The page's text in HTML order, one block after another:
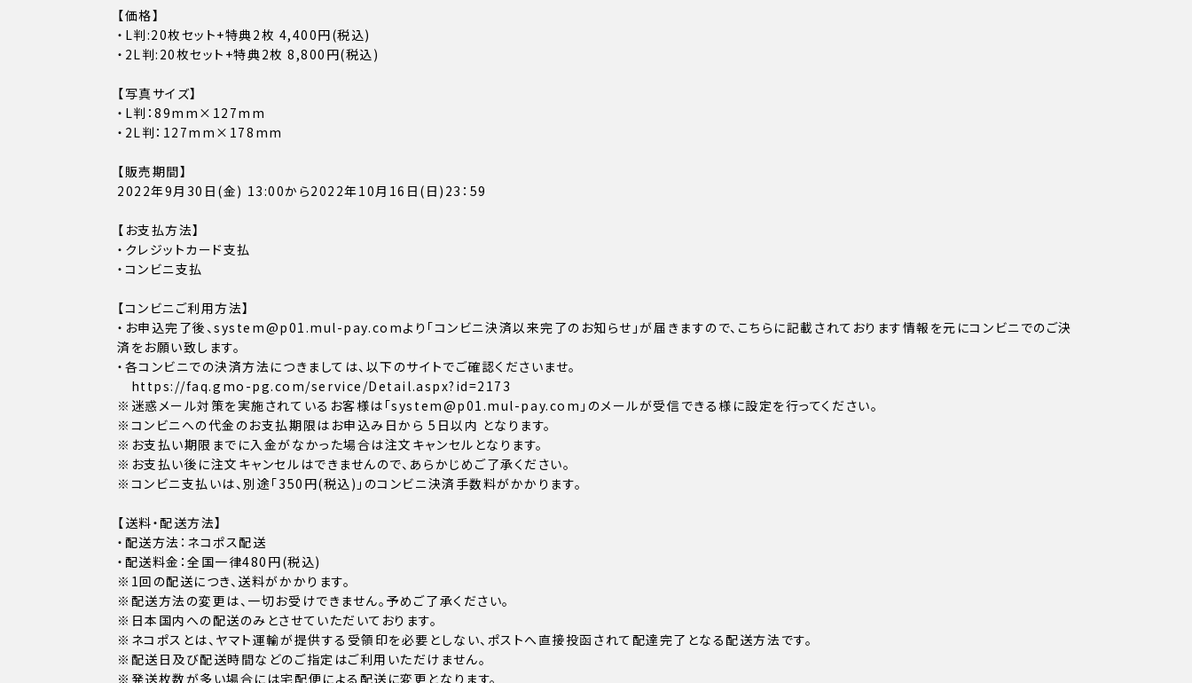
【価格】
・L判:20枚セット+特典2枚 4,400円(税込)
・2L判:20枚セット+特典2枚 8,800円(税込)
【写真サイズ】
・L判：89mm×127mm
・2L判：127mm×178mm
【販売期間】
2022年9月30日(金) 13:00から2022年10月16日(日)23：59
【お支払方法】
・クレジットカード支払
・コンビニ支払
【コンビニご利用方法】
・お申込完了後、system@p01.mul-pay.comより「コンビニ決済以来完了のお知らせ」が届きますので、こちらに記載されております情報を元にコンビニでのご決
済をお願い致します。
・各コンビニでの決済方法につきましては、以下のサイトでご確認くださいませ。
https://faq.gmo-pg.com/service/Detail.aspx?id=2173
※迷惑メール対策を実施されているお客様は「system@p01.mul-pay.com」のメールが受信できる様に設定を行ってください。
※コンビニへの代金のお支払期限はお申込み日から 5日以内 となります。
※お支払い期限までに入金がなかった場合は注文キャンセルとなります。
※お支払い後に注文キャンセルはできませんので、あらかじめご了承ください。
※コンビニ支払いは、別途「350円(税込)」のコンビニ決済手数料がかかります。
【送料・配送方法】
・配送方法：ネコポス配送
・配送料金：全国一律480円(税込)
※1回の配送につき、送料がかかります。
※配送方法の変更は、一切お受けできません。予めご了承ください。
※日本国内への配送のみとさせていただいております。
※ネコポスとは、ヤマト運輸が提供する受領印を必要としない、ポストへ直接投函されて配達完了となる配送方法です。
※配送日及び配送時間などのご指定はご利用いただけません。
※発送枚数が多い場合には宅配便による配送に変更となります。